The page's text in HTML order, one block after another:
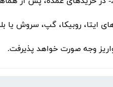
وجه صورت خواهد پذیرفت.